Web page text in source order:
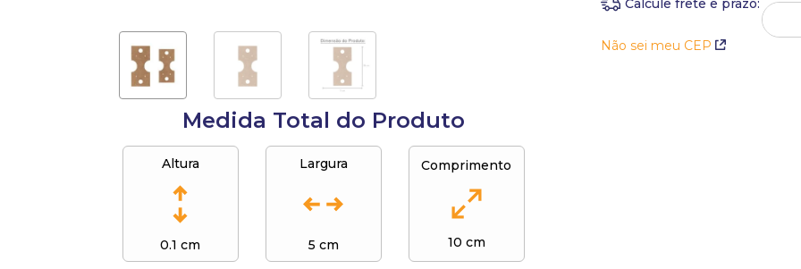
Medida Total do Produto
Altura
0.1 cm
Largura
5 cm
Comprimento
10 cm
Não sei meu CEP